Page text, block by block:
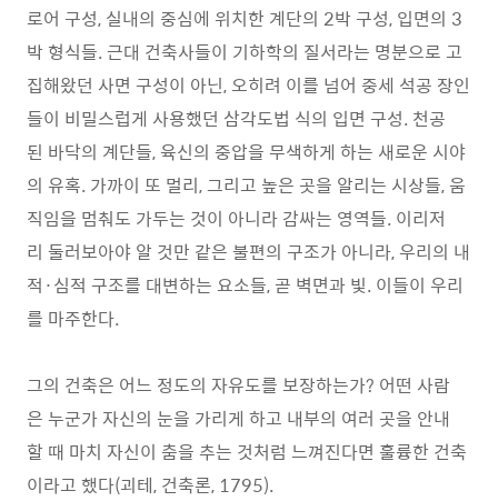
로어 구성, 실내의 중심에 위치한 계단의 2박 구성, 입면의 3
박 형식들. 근대 건축사들이 기하학의 질서라는 명분으로 고
집해왔던 사면 구성이 아닌, 오히려 이를 넘어 중세 석공 장인
들이 비밀스럽게 사용했던 삼각도법 식의 입면 구성. 천공
된 바닥의 계단들, 육신의 중압을 무색하게 하는 새로운 시야
의 유혹. 가까이 또 멀리, 그리고 높은 곳을 알리는 시상들, 움
직임을 멈춰도 가두는 것이 아니라 감싸는 영역들. 이리저
리 둘러보아야 알 것만 같은 불편의 구조가 아니라, 우리의 내
적·심적 구조를 대변하는 요소들, 곧 벽면과 빛. 이들이 우리
를 마주한다.
그의 건축은 어느 정도의 자유도를 보장하는가? 어떤 사람
은 누군가 자신의 눈을 가리게 하고 내부의 여러 곳을 안내
할 때 마치 자신이 춤을 추는 것처럼 느껴진다면 훌륭한 건축
이라고 했다(괴테, 건축론, 1795).